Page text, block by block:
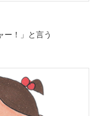
ー！」と言う